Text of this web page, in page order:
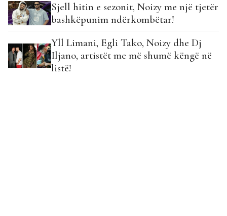
Sjell hitin e sezonit, Noizy me një tjetër
bashkëpunim ndërkombëtar!
Yll Limani, Egli Tako, Noizy dhe Dj
Iljano, artistët me më shumë këngë në
listë!